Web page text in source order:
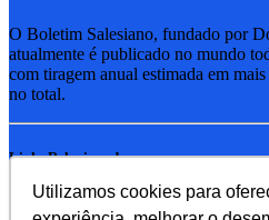
Utilizamos cookies para
O Boletim Salesiano, fundado por
atualmente é publicado no mundo
com tiragem anual estimada em
no total.
Links Relacionados
RSB - Rede Salesiana Brasil